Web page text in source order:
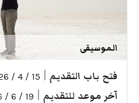
الموسيقى
فتح باب التقديم 15 / 4 / 2026
آخر موعد للتقديم 19 / 6 / 2026